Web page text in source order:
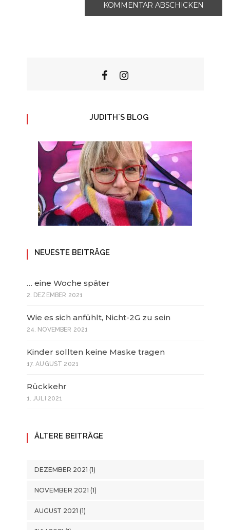
JUDITH´S BLOG
NEUESTE BEITRÄGE
… eine Woche später
2. DEZEMBER 2021
Wie es sich anfühlt, Nicht-2G zu sein
24. NOVEMBER 2021
Kinder sollten keine Maske tragen
17. AUGUST 2021
Rückkehr
1. JULI 2021
ÄLTERE BEITRÄGE
DEZEMBER 2021 (1)
NOVEMBER 2021 (1)
AUGUST 2021 (1)